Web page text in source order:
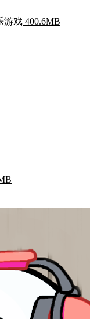
游戏 400.6MB